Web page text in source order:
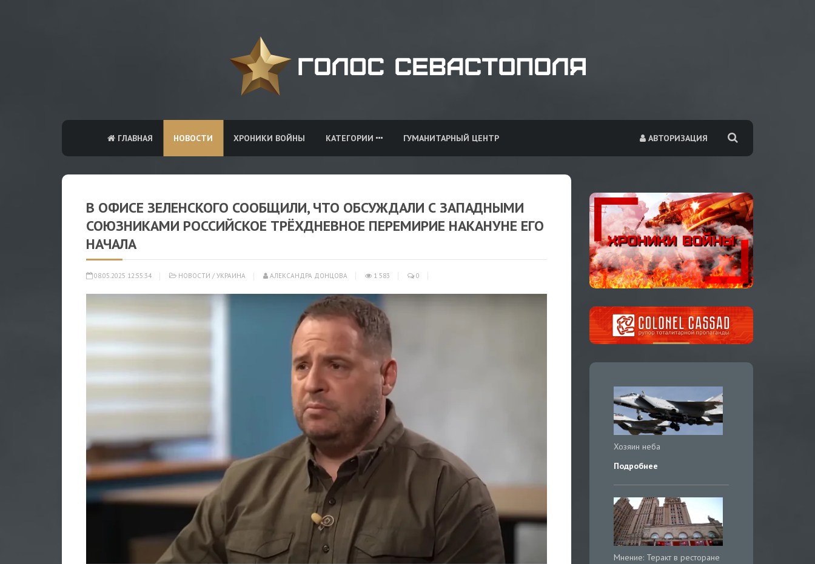
АВТОРИЗАЦИЯ
ГЛАВНАЯ НОВОСТИ ХРОНИКИ ВОЙНЫ КАТЕГОРИИ ГУМАНИТАРНЫЙ ЦЕНТР
В ОФИСЕ ЗЕЛЕНСКОГО СООБЩИЛИ, ЧТО ОБСУЖДАЛИ С ЗАПАДНЫМИ
СОЮЗНИКАМИ РОССИЙСКОЕ ТРЁХДНЕВНОЕ ПЕРЕМИРИЕ НАКАНУНЕ ЕГО
НАЧАЛА
08.05.2025 12:55:34 НОВОСТИ / УКРАИНА АЛЕКСАНДРА ДОНЦОВА 1 583 0
Хозяин неба
Подробнее
Мнение: Теракт в ресторане